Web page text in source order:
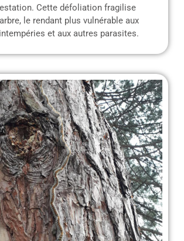
Cette défoliation fragilise
le rendant plus vulnérable aux
et aux autres parasites.